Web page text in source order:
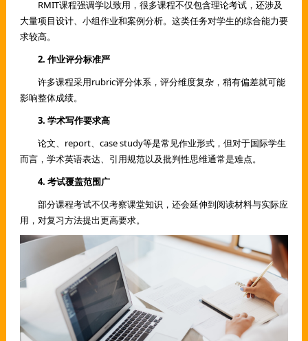
RMIT课程强调学以致用，很多课程不仅包含理论考试，还涉及
大量项目设计、小组作业和案例分析。这类任务对学生的综合能力要
求较高。
2. 作业评分标准严
许多课程采用rubric评分体系，评分维度复杂，稍有偏差就可能
影响整体成绩。
3. 学术写作要求高
论文、report、case study等是常见作业形式，但对于国际学生
而言，学术英语表达、引用规范以及批判性思维通常是难点。
4. 考试覆盖范围广
部分课程考试不仅考察课堂知识，还会延伸到阅读材料与实际应
用，对复习方法提出更高要求。